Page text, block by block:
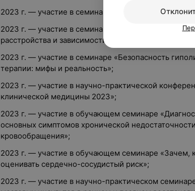
2023 г. — участие в семинаре «Грипп. ОРВИ. Время
2023 г. — участие в семинаре «Двойной диагноз:
расстройства и зависимости от психоактивных
2023 г. — участие в семинаре «Безопасность
терапии: мифы и реальность»;
2023 г. — участие в научно-практической
клинической медицины 2023»;
2023 г. — участие в обучающем семинаре
основных симптомов хронической
кровообращения»;
2023 г. — участие в обучающем семинаре «Зачем,
оценивать сердечно-сосудистый риск»;
2023 г. — участие в научно-практическом